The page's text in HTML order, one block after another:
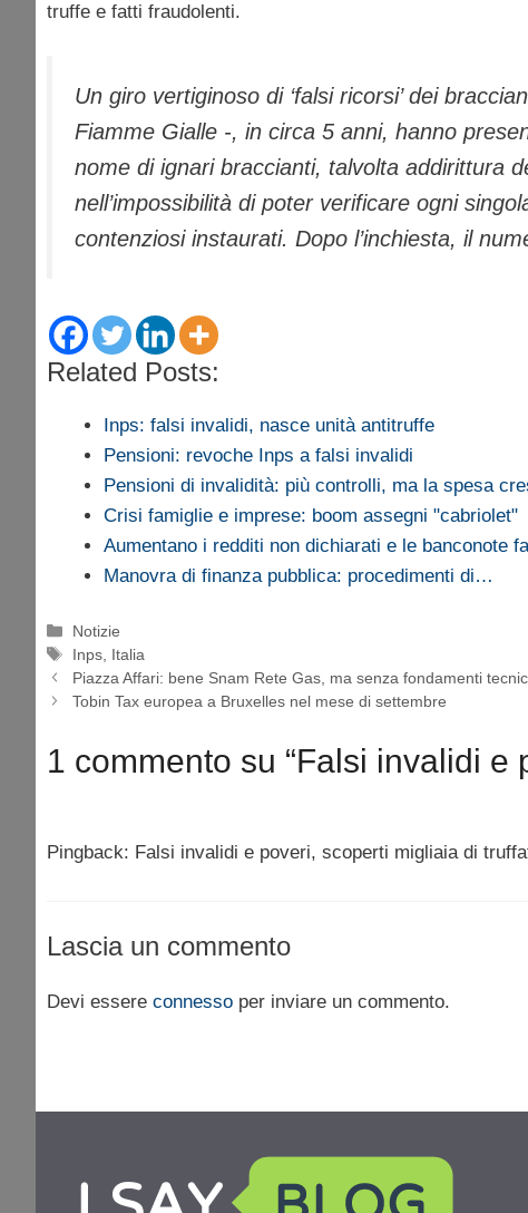
truffe e fatti fraudolenti.
Un giro vertiginoso di ‘falsi ricorsi’ dei
Fiamme Gialle -, in circa 5 anni, hanno
nome di ignari braccianti, talvolta addirittura
nell’impossibilità di poter verificare ogni
contenziosi instaurati. Dopo l’inchiesta, il
Related Posts:
Inps: falsi invalidi, nasce unità antitruffe
Pensioni: revoche Inps a falsi invalidi
Pensioni di invalidità: più controlli, ma la spesa
Crisi famiglie e imprese: boom assegni "cabriolet"
Aumentano i redditi non dichiarati e le banconote
Manovra di finanza pubblica: procedimenti di…
Categorie
Notizie
Tag
Inps Italia
Piazza Affari: bene Snam Rete Gas, ma senza fondamenti
Tobin Tax europea a Bruxelles nel mese di settembre
1 commento su “Falsi invalidi e
Pingback: Falsi invalidi e poveri, scoperti migliaia di
Lascia un commento
Devi essere connesso per inviare un commento.